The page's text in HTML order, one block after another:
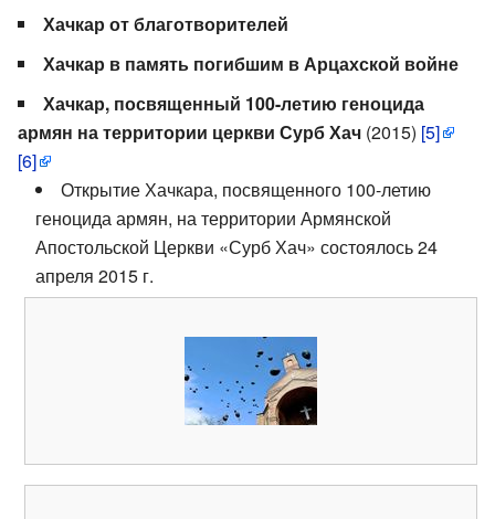
Хачкар от благотворителей
Хачкар в память погибшим в Арцахской войне
Хачкар, посвященный 100-летию геноцида
армян на территории церкви Сурб Хач (2015) [5]
[6]
Открытие Хачкара, посвященного 100-летию
геноцида армян, на территории Армянской
Апостольской Церкви «Сурб Хач» состоялось 24
апреля 2015 г.